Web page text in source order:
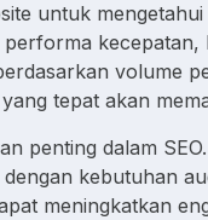
untuk
volume
tepat akan
penting dalam
kebutuhan
meningkatkan